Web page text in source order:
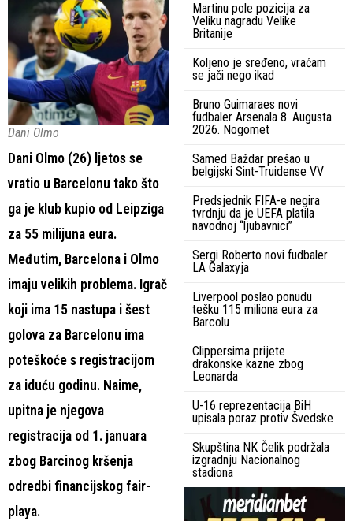
Dani Olmo
Dani Olmo (26) ljetos se
vratio u Barcelonu tako što
ga je klub kupio od Leipziga
za 55 milijuna eura.
Međutim, Barcelona i Olmo
imaju velikih problema. Igrač
koji ima 15 nastupa i šest
golova za Barcelonu ima
poteškoće s registracijom
za iduću godinu. Naime,
upitna je njegova
registracija od 1. januara
zbog Barcinog kršenja
odredbi financijskog fair-
playa.
Martinu pole pozicija za
Veliku nagradu Velike
Britanije
Koljeno je sređeno, vraćam
se jači nego ikad
Bruno Guimaraes novi
fudbaler Arsenala 8. Augusta
2026. Nogomet
Samed Baždar prešao u
belgijski Sint-Truidense VV
Predsjednik FIFA-e negira
tvrdnju da je UEFA platila
navodnoj “ljubavnici”
Sergi Roberto novi fudbaler
LA Galaxyja
Liverpool poslao ponudu
tešku 115 miliona eura za
Barcolu
Clippersima prijete
drakonske kazne zbog
Leonarda
U-16 reprezentacija BiH
upisala poraz protiv Švedske
Skupština NK Čelik podržala
izgradnju Nacionalnog
stadiona